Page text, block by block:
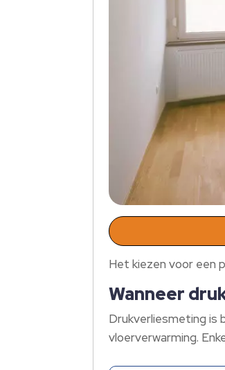
Het kiezen voor een
Wanneer
Drukverliesmeting is
vloerverwarming.